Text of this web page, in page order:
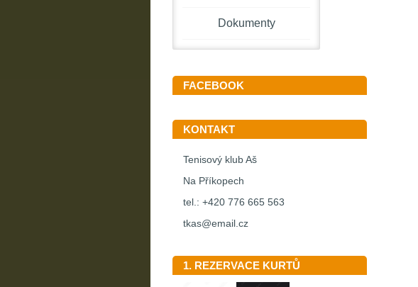
Dokumenty
FACEBOOK
KONTAKT
Tenisový klub Aš
Na Příkopech
tel.: +420 776 665 563
tkas@email.cz
1. REZERVACE KURTŮ